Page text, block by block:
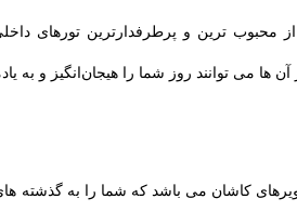
محبوب ترین و پرطرفدارترین تورهای
ها می ‌توانند روز شما را هیجان‌انگیز و به
کاشان می باشد که شما را به گذشته‌